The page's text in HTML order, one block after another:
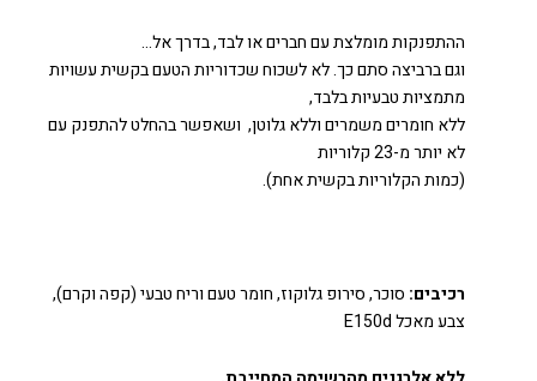
ההתפנקות מומלצת עם חברים או לבד, בדרך אל…
וגם ברביצה סתם כך. לא לשכוח שכדוריות הטעם בקשית עשויות
מתמציות טבעיות בלבד,
ללא חומרים משמרים וללא גלוטן, ושאפשר בהחלט להתפנק עם
לא יותר מ-23 קלוריות
(כמות הקלוריות בקשית אחת).
רכיבים:סוכר, סירופ גלוקוז, חומר טעם וריח טבעי (קפה וקרם),
צבע מאכל E150d